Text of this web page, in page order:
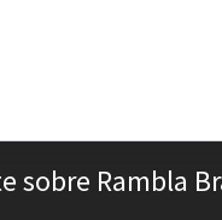
sobre Rambla